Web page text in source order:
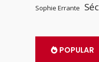
Sophie Errante
POPULAR